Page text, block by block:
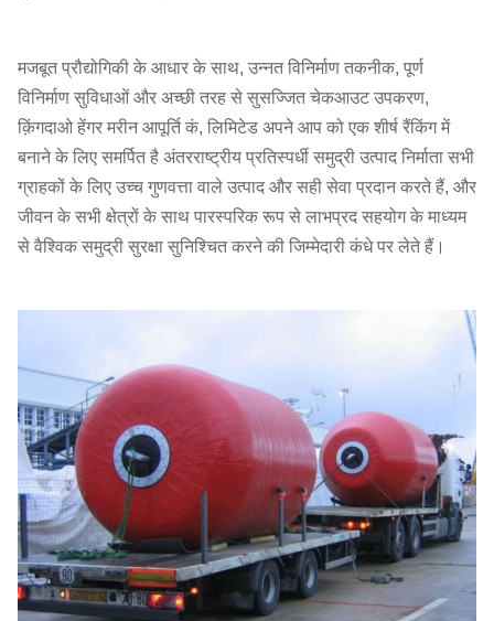
3000
×
5000L
3000 5000 2050 1410 6411
Ø
3000
×
6000L
3000 6000 2460 1695 7293
6500L
9000
4500
×
9000L
4500 19,650 7860 21,460
मजबूत प्रौद्योगिकी के आधार के साथ, उन्नत विनिर्माण तकनीक, पूर्ण
विनिर्माण सुविधाओं और अच्छी तरह से सुसज्जित चेकआउट उपकरण,
क़िंगदाओ हेंगर मरीन आपूर्ति कं, लिमिटेड अपने आप को एक शीर्ष रैंकिंग में
बनाने के लिए समर्पित है अंतरराष्ट्रीय प्रतिस्पर्धी समुद्री उत्पाद निर्माता सभी
ग्राहकों के लिए उच्च गुणवत्ता वाले उत्पाद और सही सेवा प्रदान करते हैं, और
जीवन के सभी क्षेत्रों के साथ पारस्परिक रूप से लाभप्रद सहयोग के माध्यम
से वैश्विक समुद्री सुरक्षा सुनिश्चित करने की जिम्मेदारी कंधे पर लेते हैं।